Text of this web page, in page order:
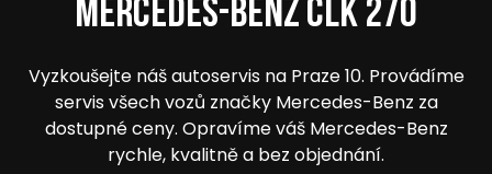
Mercedes-Benz CLK 270
Vyzkoušejte náš autoservis na Praze 10. Provádíme
servis všech vozů značky Mercedes-Benz za
dostupné ceny. Opravíme váš Mercedes-Benz
rychle, kvalitně a bez objednání.